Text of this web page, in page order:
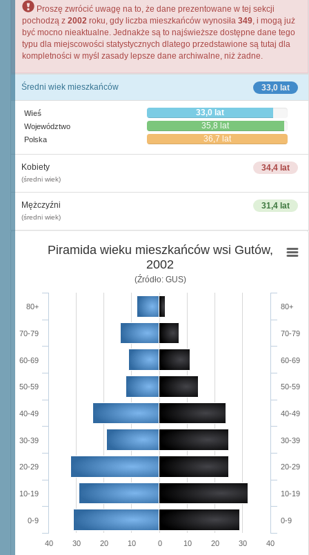
Proszę zwrócić uwagę na to, że dane prezentowane w tej sekcji
pochodzą z 2002 roku, gdy liczba mieszkańców wynosiła 349, i mogą już
być mocno nieaktualne. Jednakże są to najświeższe dostępne dane tego
typu dla miejscowości statystycznych dlatego przedstawione są tutaj dla
kompletności w myśl zasady lepsze dane archiwalne, niż żadne.
33,0 lat
Średni wiek mieszkańców
Wieś 33,0 lat
Województwo 35,8 lat
Polska 36,7 lat
34,4 lat
Kobiety
(średni wiek)
31,4 lat
Mężczyźni
(średni wiek)
Piramida wieku mieszkańców wsi Gutów,
2002
(Źródło: GUS)
0-9
10-19
20-29
30-39
40-49
50-59
60-69
70-79
80+
0-9
10-19
20-29
30-39
40-49
50-59
60-69
70-79
80+
40 30 20 10 0 10 20 30 40